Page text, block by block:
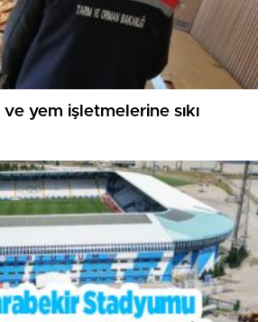
ve yem işletmelerine sıkı